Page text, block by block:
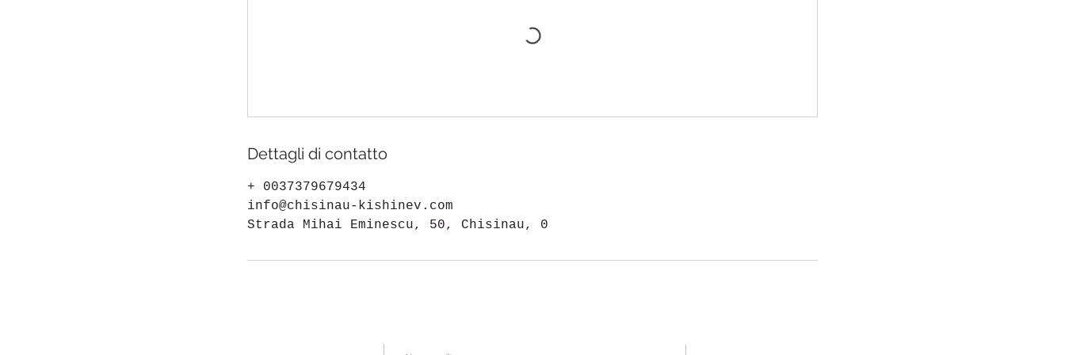
Dettagli di contatto
+ 0037379679434
info@chisinau-kishinev.com
Strada Mihai Eminescu, 50, Chisinau, 0